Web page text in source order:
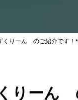
りーん のご紹介です！
りーん